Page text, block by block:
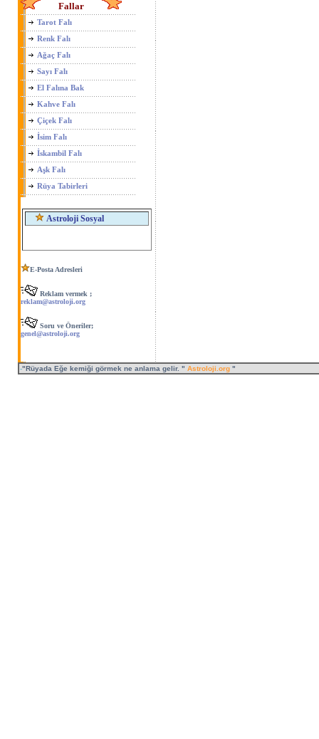
Fallar
Tarot Falı
Renk Falı
Ağaç Falı
Sayı Falı
El Falına Bak
Kahve Falı
Çiçek Falı
İsim Falı
İskambil Falı
Aşk Falı
Rüya Tabirleri
Astroloji Sosyal
E-Posta Adresleri
Reklam vermek ;
reklam@astroloji.org
Soru ve Öneriler;
genel@astroloji.org
-"Rüyada Eğe kemiği görmek ne anlama gelir. " Astroloji.org"